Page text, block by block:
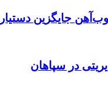
جایگزین
در سپاهان